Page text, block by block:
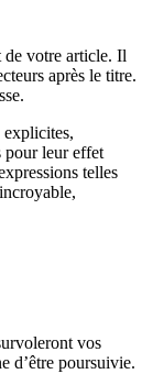
de votre article. Il
après le titre.
explicites,
pour leur effet
telles
vos
d’être poursuivie.